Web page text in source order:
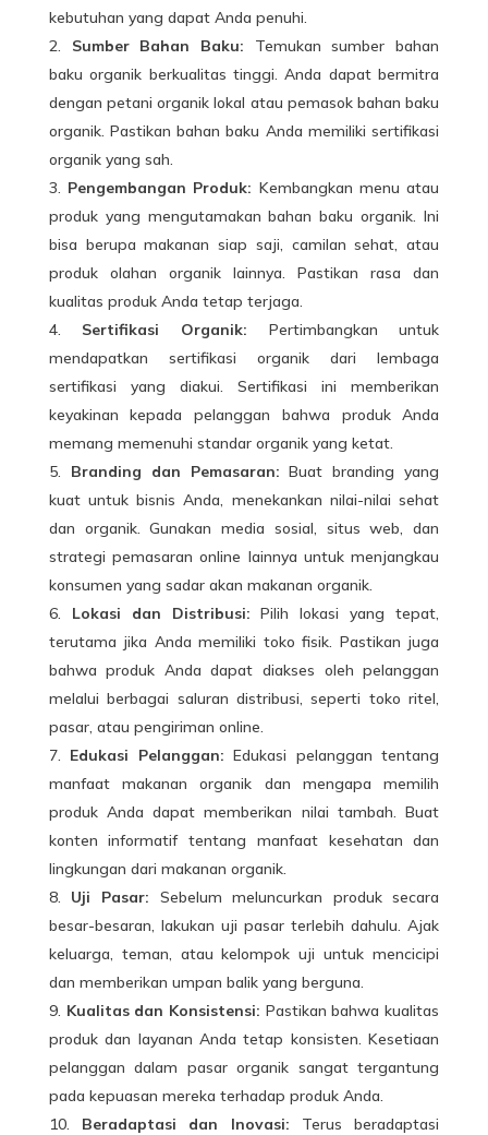
kebutuhan yang dapat Anda penuhi.
Sumber Bahan Baku: Temukan sumber bahan
baku organik berkualitas tinggi. Anda dapat bermitra
dengan petani organik lokal atau pemasok bahan baku
organik. Pastikan bahan baku Anda memiliki sertifikasi
organik yang sah.
Pengembangan Produk: Kembangkan menu atau
produk yang mengutamakan bahan baku organik. Ini
bisa berupa makanan siap saji, camilan sehat, atau
produk olahan organik lainnya. Pastikan rasa dan
kualitas produk Anda tetap terjaga.
Sertifikasi Organik: Pertimbangkan untuk
mendapatkan sertifikasi organik dari lembaga
sertifikasi yang diakui. Sertifikasi ini memberikan
keyakinan kepada pelanggan bahwa produk Anda
memang memenuhi standar organik yang ketat.
Branding dan Pemasaran: Buat branding yang
kuat untuk bisnis Anda, menekankan nilai-nilai sehat
dan organik. Gunakan media sosial, situs web, dan
strategi pemasaran online lainnya untuk menjangkau
konsumen yang sadar akan makanan organik.
Lokasi dan Distribusi: Pilih lokasi yang tepat,
terutama jika Anda memiliki toko fisik. Pastikan juga
bahwa produk Anda dapat diakses oleh pelanggan
melalui berbagai saluran distribusi, seperti toko ritel,
pasar, atau pengiriman online.
Edukasi Pelanggan: Edukasi pelanggan tentang
manfaat makanan organik dan mengapa memilih
produk Anda dapat memberikan nilai tambah. Buat
konten informatif tentang manfaat kesehatan dan
lingkungan dari makanan organik.
Uji Pasar: Sebelum meluncurkan produk secara
besar-besaran, lakukan uji pasar terlebih dahulu. Ajak
keluarga, teman, atau kelompok uji untuk mencicipi
dan memberikan umpan balik yang berguna.
Kualitas dan Konsistensi: Pastikan bahwa kualitas
produk dan layanan Anda tetap konsisten. Kesetiaan
pelanggan dalam pasar organik sangat tergantung
pada kepuasan mereka terhadap produk Anda.
Beradaptasi dan Inovasi: Terus beradaptasi